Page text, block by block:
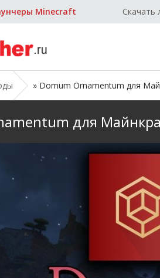
Minecraft Скачать
» Domum Ornamentum для
для